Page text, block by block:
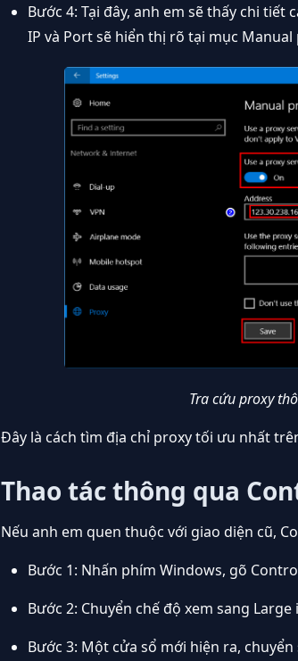
Bước 4: Tại đây, anh em sẽ thấy chi
IP và Port sẽ hiển thị rõ tại mục Manual
Tra cứu proxy
Đây là cách tìm địa chỉ proxy tối ưu nhất
Thao tác thông qua
Nếu anh em quen thuộc với giao diện cũ,
Bước 1: Nhấn phím Windows, gõ
Bước 2: Chuyển chế độ xem sang
Bước 3: Một cửa sổ mới hiện ra,